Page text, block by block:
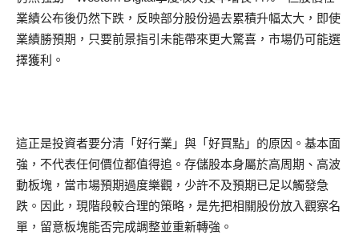
業績公布後仍然下跌，反映部分股份過去累積升幅太大，即使
業績勝預期，只要前景指引未能帶來更大驚喜，市場仍可能選
擇獲利。
這正是投資者要分清「好行業」與「好買點」的原因。基本面
強，不代表任何價位都值得追。存儲股本身屬於高周期、高波
動板塊，當市場預期過度樂觀，少許不及預期已足以觸發急
跌。因此，現階段較合理的策略，是先把相關股份放入觀察名
單，留意板塊能否完成調整並重新轉強。